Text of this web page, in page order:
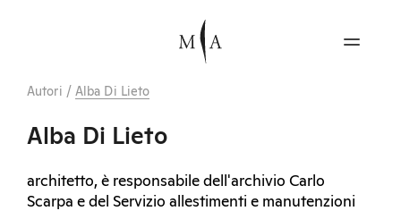
Autori / Alba Di Lieto
Alba Di Lieto
architetto, è responsabile dell'archivio Carlo
Scarpa e del Servizio allestimenti e manutenzioni